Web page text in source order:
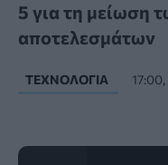
5 για τη μείωση
αποτελεσμάτων
ΤΕΧΝΟΛΟΓΊΑ